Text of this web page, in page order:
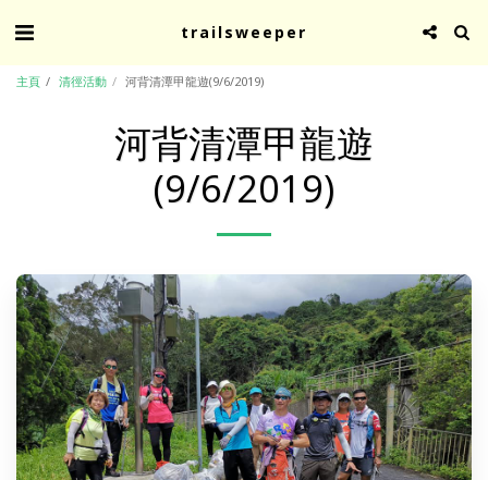
trailsweeper
主頁 清徑活動 河背清潭甲龍遊(9/6/2019)
河背清潭甲龍遊
(9/6/2019)